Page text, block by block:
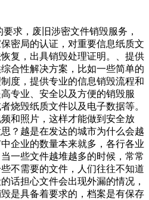
要求，废旧涉密文件销毁服务，
密局的认证，对重要信息纸质文
复，出具销毁处理证明。、提供
合性解决方案，比如一些简单的
度，提供专业的信息销毁流程和
专业、安全以及方便的销毁服
烧毁纸质文件以及电子数据等。
和照片，这样才能做到安全放
？越是在发达的城市为什么会越
企业的数量本来就多，各行各业
一些文件越堆越多的时候，常常
不需要的文件，人们往往不知道
话担心文件会出现外漏的情况，
是具备着要求的，档案是有保存